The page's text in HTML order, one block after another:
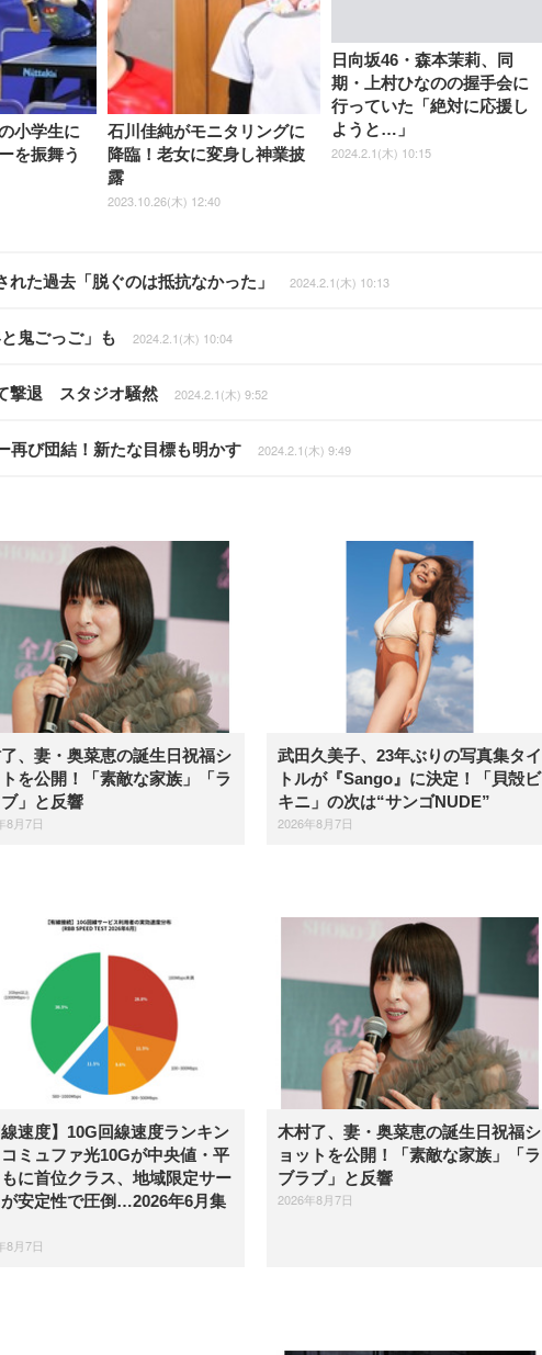
小学生に
を振舞う
石川佳純がモニタリングに
降臨！老女に変身し神業披
露
2023.10.26(木) 12:40
日向坂46・森本茉莉、同
期・上村ひなのの握手会に
行っていた「絶対に応援し
ようと…」
2024.2.1(木) 10:15
た過去「脱ぐのは抵抗なかった」 2024.2.1(木) 10:13
鬼ごっご」も 2024.2.1(木) 10:04
撃退 スタジオ騒然 2024.2.1(木) 9:52
再び団結！新たな目標も明かす 2024.2.1(木) 9:49
、妻・奥菜恵の誕生日祝福シ
トを公開！「素敵な家族」「ラ
」と反響
8月7日
武田久美子、23年ぶりの写真集タイ
トルが『Sango』に決定！「貝殻ビ
キニ」の次は“サンゴNUDE”
2026年8月7日
線速度】10G回線速度ランキン
ミュファ光10Gが中央値・平
に首位クラス、地域限定サー
が安定性で圧倒…2026年6月集
8月7日
木村了、妻・奥菜恵の誕生日祝福シ
ョットを公開！「素敵な家族」「ラ
ブラブ」と反響
2026年8月7日